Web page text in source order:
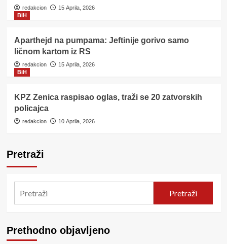
redakcion
15 Aprila, 2026
BiH
Aparthejd na pumpama: Jeftinije gorivo samo
ličnom kartom iz RS
redakcion
15 Aprila, 2026
BiH
KPZ Zenica raspisao oglas, traži se 20 zatvorskih
policajca
redakcion 10 Aprila, 2026
Pretraži
Pretraži
Prethodno objavljeno